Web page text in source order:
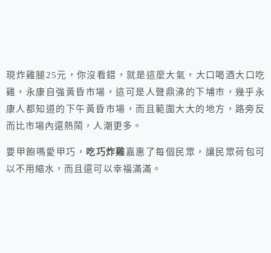
現炸雞腿25元，你沒看錯，就是這麼大氣，大口喝酒大口吃
雞，永康自強黃昏市場，這可是人聲鼎沸的下埔市，幾乎永
康人都知道的下午黃昏市場，而且範圍大大的地方，路旁反
而比市場內還熱鬧，人潮更多。
要甲飽嗎愛甲巧， 吃巧炸雞嘉惠了每個民眾，讓民眾荷包可
以不用縮水，而且還可以幸福滿滿。